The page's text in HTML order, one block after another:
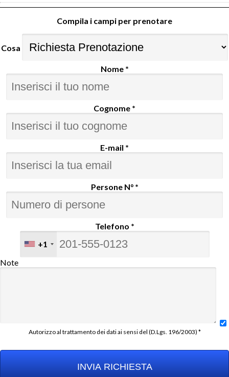
Compila i campi per prenotare
Cosa
Nome *
Cognome *
E-mail *
Persone N° *
Telefono *
+1
Note
Autorizzo al trattamento dei dati ai sensi del (D.Lgs. 196/2003) *